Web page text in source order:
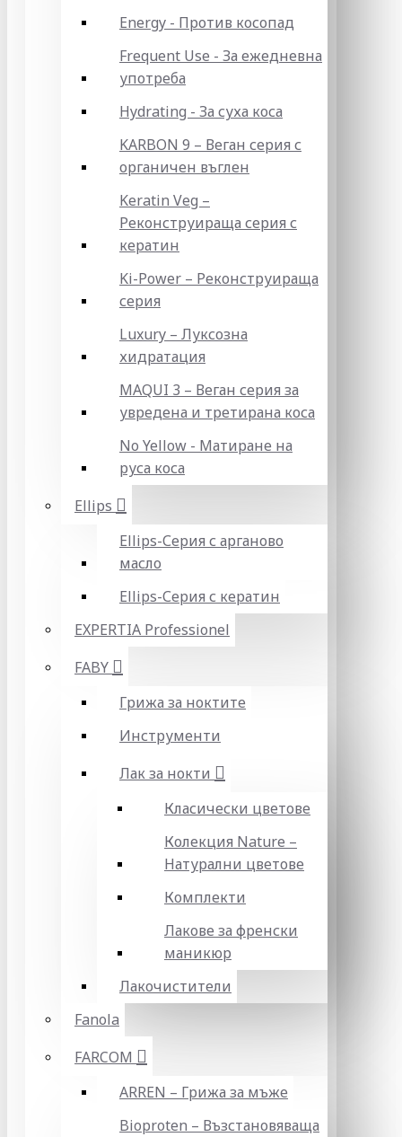
Energy - Против косопад
Frequent Use - За ежедневна
употреба
Hydrating - За суха коса
KARBON 9 – Веган серия с
органичен въглен
Keratin Veg –
Реконструираща серия с
кератин
Ki-Power – Реконструираща
серия
Luxury – Луксозна
хидратация
MAQUI 3 – Веган серия за
увредена и третирана коса
No Yellow - Матиране на
руса коса
Ellips
Ellips-Серия с арганово
масло
Ellips-Серия с кератин
EXPERTIA Professionel
FABY
Грижа за ноктите
Инструменти
Лак за нокти
Класически цветове
Колекция Nature –
Натурални цветове
Комплекти
Лакове за френски
маникюр
Лакочистители
Fanola
FARCOM
ARREN – Грижа за мъже
Bioproten – Възстановяваща